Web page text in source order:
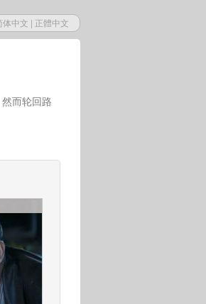
体中文 | 正體中文
而轮回路